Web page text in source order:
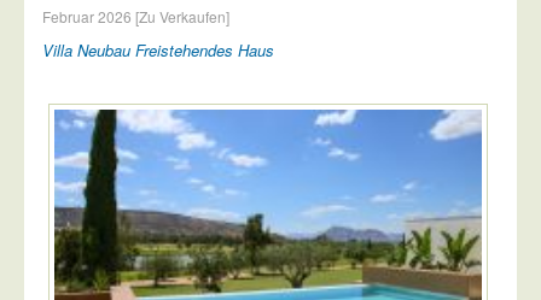
Februar 2026 [Zu Verkaufen]
Villa Neubau Freistehendes Haus